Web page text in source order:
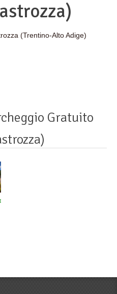
(Trentino-Alto Adige)
Gratuito